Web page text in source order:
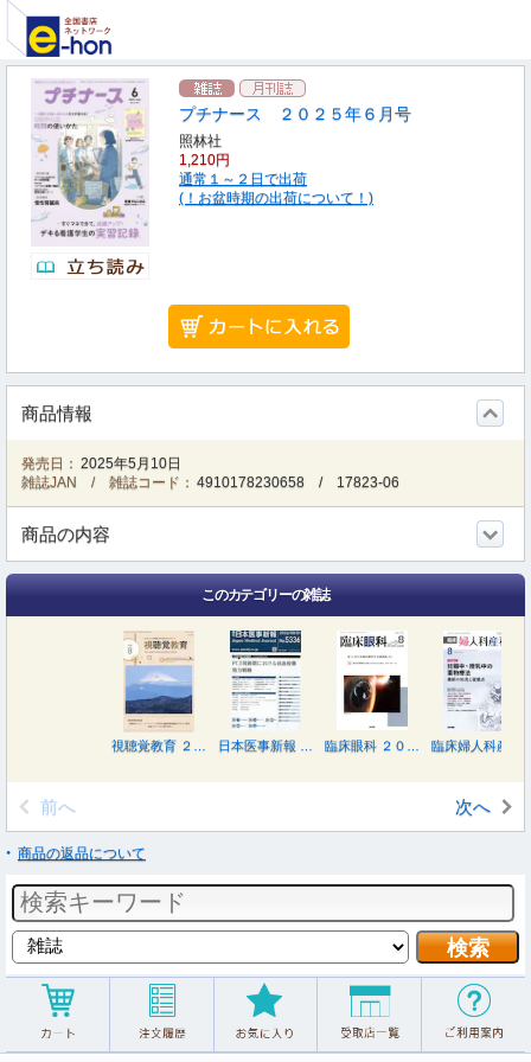
プチナース ２０２５年６月号
照林社
1,210円
通常１～２日で出荷
(！お盆時期の出荷について！)
商品情報
発売日： 2025年5月10日
雑誌JAN / 雑誌コード： 4910178230658 / 17823-06
商品の内容
このカテゴリーの雑誌
前へ 次へ
商品の返品について